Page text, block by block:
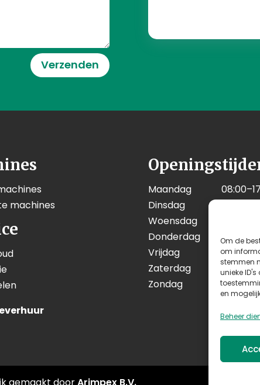
Om de
om
stemmen
unieke
en
Beheer
Verzenden
machines
Maandag
Dinsdag
Woensdag
Donderdag
Vrijdag
Zaterdag
Zondag
gemaakt door Arimpex B.V.